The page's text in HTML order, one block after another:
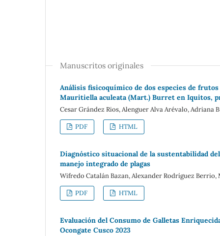
Manuscritos originales
Análisis fisicoquímico de dos especies de
Mauritiella aculeata (Mart.) Burret en Iquitos,
Cesar Grández Rios, Alenguer Alva Arévalo, Adriana
PDF HTML
Diagnóstico situacional de la sustentabilidad
manejo integrado de plagas
Wifredo Catalán Bazan, Alexander Rodríguez Berrio,
PDF HTML
Evaluación del Consumo de Galletas
Ocongate Cusco 2023